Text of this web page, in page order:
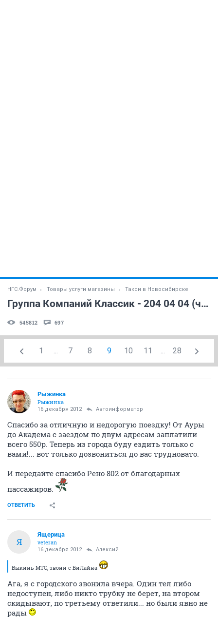
НГС.Форум Товары услуги магазины Такси в Новосибирске
Группа Компаний Классик - 204 04 04 (часть 2)
545812 697
1 ... 7 8 9 10 11 ... 28
Рыжинка
Рыжинка
16 декабря 2012 Автоинформатор
Спасибо за отличную и недорогую поездку! От Ауры
до Академа с заездом по двум адресам заплатили
всего 550р. Теперь из города буду ездить только с
вами!... вот только дозвониться до вас трудновато.
И передайте спасибо Рено 802 от благодарных
пассажиров.
ОТВЕТИТЬ
Я
Ящерица
veteran
16 декабря 2012 Алексий
Выкинь МТС, звони с БиЛайна
Ага, я с городского звонила вчера. Один тел либо
недоступен, либо никто трубку не берет, на втором
скидывают, по третьему ответили... но были явно не
рады